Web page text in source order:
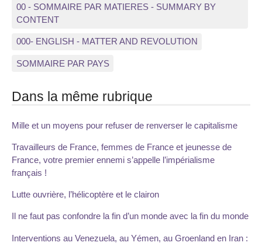
00 - SOMMAIRE PAR MATIERES - SUMMARY BY
CONTENT
000- ENGLISH - MATTER AND REVOLUTION
SOMMAIRE PAR PAYS
Dans la même rubrique
Mille et un moyens pour refuser de renverser le capitalisme
Travailleurs de France, femmes de France et jeunesse de
France, votre premier ennemi s’appelle l’impérialisme
français !
Lutte ouvrière, l’hélicoptère et le clairon
Il ne faut pas confondre la fin d’un monde avec la fin du monde
Interventions au Venezuela, au Yémen, au Groenland en Iran :